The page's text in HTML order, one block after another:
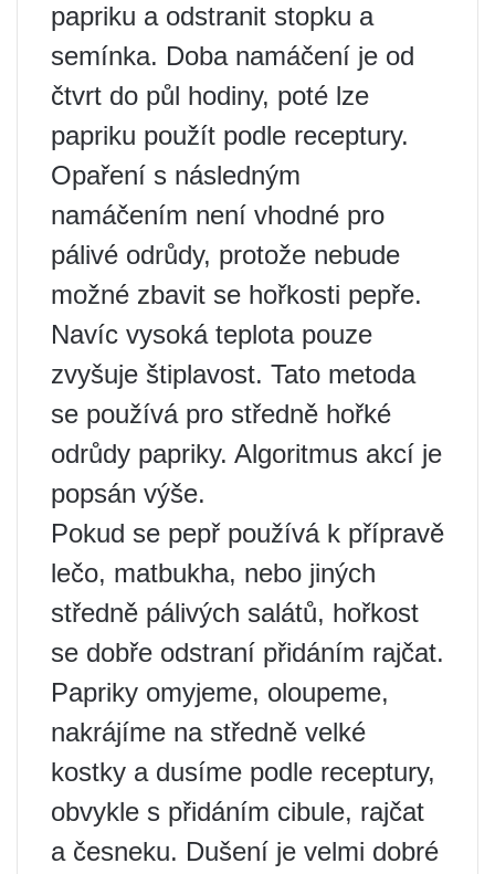
papriku a odstranit stopku a
semínka. Doba namáčení je od
čtvrt do půl hodiny, poté lze
papriku použít podle receptury.
Opaření s následným
namáčením není vhodné pro
pálivé odrůdy, protože nebude
možné zbavit se hořkosti pepře.
Navíc vysoká teplota pouze
zvyšuje štiplavost. Tato metoda
se používá pro středně hořké
odrůdy papriky. Algoritmus akcí je
popsán výše.
Pokud se pepř používá k přípravě
lečo, matbukha, nebo jiných
středně pálivých salátů, hořkost
se dobře odstraní přidáním rajčat.
Papriky omyjeme, oloupeme,
nakrájíme na středně velké
kostky a dusíme podle receptury,
obvykle s přidáním cibule, rajčat
a česneku. Dušení je velmi dobré